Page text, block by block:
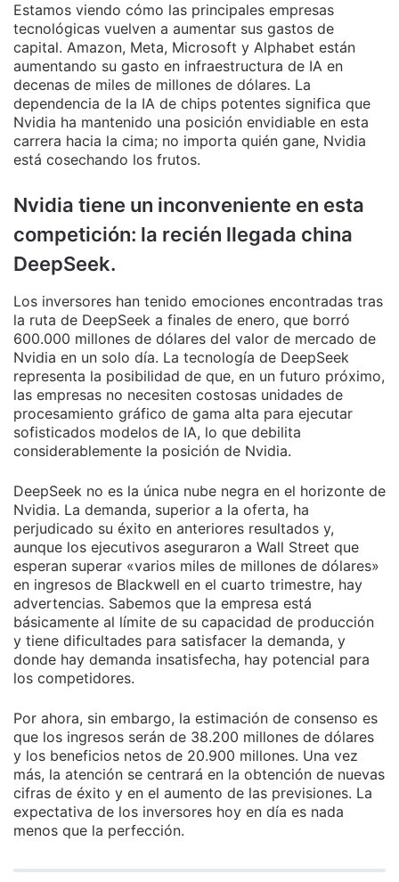
Estamos viendo cómo las principales empresas
tecnológicas vuelven a aumentar sus gastos de
capital. Amazon, Meta, Microsoft y Alphabet están
aumentando su gasto en infraestructura de IA en
decenas de miles de millones de dólares. La
dependencia de la IA de chips potentes significa que
Nvidia ha mantenido una posición envidiable en esta
carrera hacia la cima; no importa quién gane, Nvidia
está cosechando los frutos.
Nvidia tiene un inconveniente en esta
competición: la recién llegada china
DeepSeek.
Los inversores han tenido emociones encontradas tras
la ruta de DeepSeek a finales de enero, que borró
600.000 millones de dólares del valor de mercado de
Nvidia en un solo día. La tecnología de DeepSeek
representa la posibilidad de que, en un futuro próximo,
las empresas no necesiten costosas unidades de
procesamiento gráfico de gama alta para ejecutar
sofisticados modelos de IA, lo que debilita
considerablemente la posición de Nvidia.
DeepSeek no es la única nube negra en el horizonte de
Nvidia. La demanda, superior a la oferta, ha
perjudicado su éxito en anteriores resultados y,
aunque los ejecutivos aseguraron a Wall Street que
esperan superar «varios miles de millones de dólares»
en ingresos de Blackwell en el cuarto trimestre, hay
advertencias. Sabemos que la empresa está
básicamente al límite de su capacidad de producción
y tiene dificultades para satisfacer la demanda, y
donde hay demanda insatisfecha, hay potencial para
los competidores.
Por ahora, sin embargo, la estimación de consenso es
que los ingresos serán de 38.200 millones de dólares
y los beneficios netos de 20.900 millones. Una vez
más, la atención se centrará en la obtención de nuevas
cifras de éxito y en el aumento de las previsiones. La
expectativa de los inversores hoy en día es nada
menos que la perfección.